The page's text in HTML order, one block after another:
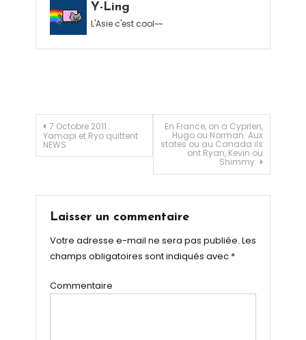
Y-Ling
L'Asie c'est cool~~
Navigation de l’article
7 Octobre 2011 :
Yamapi et Ryo quittent
NEWS
En France, on a Cyprien,
Hugo ou Norman. Aux
states ou au Canada ils
ont Ryan, Kevin ou
Shimmy.
Laisser un commentaire
Votre adresse e-mail ne sera pas publiée. Les
champs obligatoires sont indiqués avec *
Commentaire